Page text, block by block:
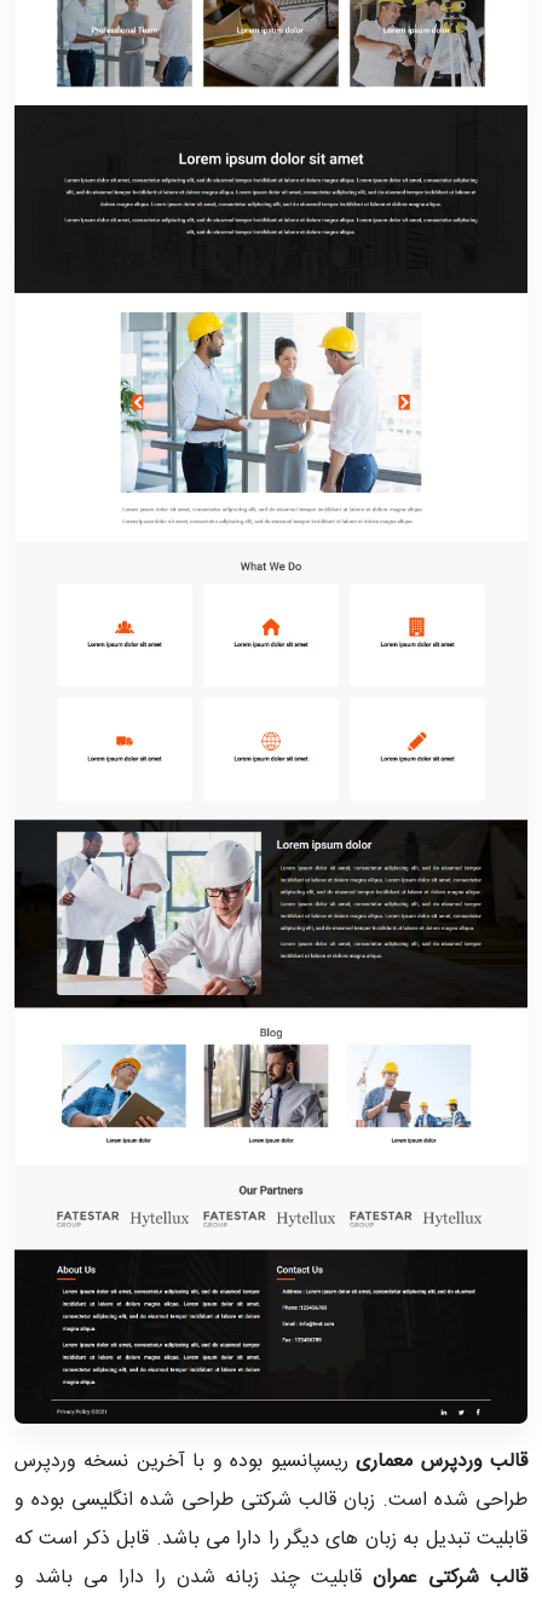
قالب وردپرس معماریریسپانسیو بوده و با آخرین نسخه وردپرس
طراحی شده است. زبان قالب شرکتی طراحی شده انگلیسی بوده و
قابلیت تبدیل به زبان های دیگر را دارا می باشد. قابل ذکر است که
قالب شرکتی عمرانقابلیت چند زبانه شدن را دارا می باشد و